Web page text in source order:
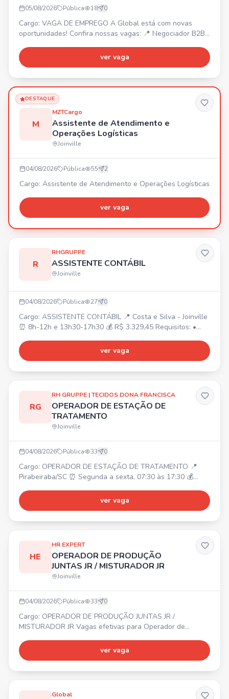
05/08/2026 Pública 18 0
Cargo: VAGA DE EMPREGO A Global está com novas
oportunidades! Confira nossas vagas: 📍 Negociador B2B
Araquari/SC. 📍 Estagiário de Marketing – Joinville/SC. 📍
Back Office – Joinville/SC. 📍 Estagiário B2C – Joinville/SC
Joinville/SC. Venha fazer parte de uma empresa que inve
ver vaga
DESTAQUE
M
MZTCargo
Assistente de Atendimento e
Operações Logísticas
Joinville
04/08/2026 Pública 55 2
Cargo: Assistente de Atendimento e Operações Logísticas
ver vaga
R
RHGRUPPE
ASSISTENTE CONTÁBIL
Joinville
04/08/2026 Pública 27 0
Cargo: ASSISTENTE CONTÁBIL 📍 Costa e Silva - Joinville
⏰ 8h-12h e 13h30-17h30 💰 R$ 3.329,45 Requisitos: •
Técnico em Contabilidade completo. • Experiência na área
contábil. • Conhecimento em rotinas e lançamentos
ver vaga
RG
RH GRUPPE | TECIDOS DONA FRANCISCA
OPERADOR DE ESTAÇÃO DE
TRATAMENTO
Joinville
04/08/2026 Pública 33 0
Cargo: OPERADOR DE ESTAÇÃO DE TRATAMENTO 📍
Pirabeiraba/SC ⏰ Segunda a sexta, 07:30 às 17:30 💰
Experiência comprovada. Benefícios: Refeitório próprio
(desconto R$ 3,60); Vale transporte ou ajuda de custo;
ver vaga
HE
HR EXPERT
OPERADOR DE PRODUÇÃO
JUNTAS JR / MISTURADOR JR
Joinville
04/08/2026 Pública 33 0
Cargo: OPERADOR DE PRODUÇÃO JUNTAS JR /
MISTURADOR JR Vagas efetivas para Operador de
Aventureiro – Joinville. ✔ Não é necessário ter
experiência. ✔ Ensino fundamental completo. Início
ver vaga
Global